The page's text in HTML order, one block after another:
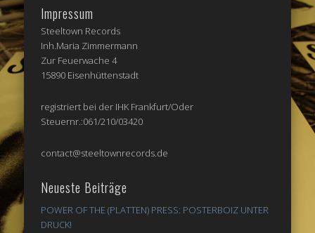
Impressum
Steeltown Records
Inh.Maria Zimmermann
Zur Feuerwache 4
15890 Eisenhüttenstadt
registriert bei der IHK Frankfurt/Oder
Steuernr.:061/210/03420
contact@steeltownrecords.de
Neueste Beiträge
POWER OF THE (PLATTEN) PRESS: POSTERBOIZ UNTER
DRUCK!